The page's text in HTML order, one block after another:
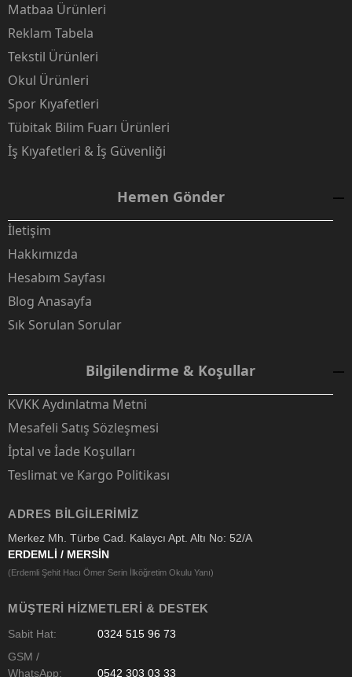
Matbaa Ürünleri
Reklam Tabela
Tekstil Ürünleri
Okul Ürünleri
Spor Kıyafetleri
Tübitak Bilim Fuarı Ürünleri
İş Kıyafetleri & İş Güvenliği
Hemen Gönder
İletişim
Hakkımızda
Hesabım Sayfası
Blog Anasayfa
Sık Sorulan Sorular
Bilgilendirme & Koşullar
KVKK Aydınlatma Metni
Mesafeli Satış Sözleşmesi
İptal ve İade Koşulları
Teslimat ve Kargo Politikası
ADRES BILGILERIMIZ
Merkez Mh. Türbe Cad. Kalaycı Apt. Altı No: 52/A
ERDEMLİ / MERSİN
(Erdemli Şehit Hacı Ömer Serin İlköğretim Okulu Yanı)
MÜŞTERI HIZMETLERI & DESTEK
Sabit Hat:
0324 515 96 73
GSM /
WhatsApp:
0542 303 03 33